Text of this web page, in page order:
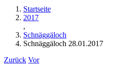
Startseite
2017
,
Schnäggäloch
Schnäggäloch 28.01.2017
Zurück Vor